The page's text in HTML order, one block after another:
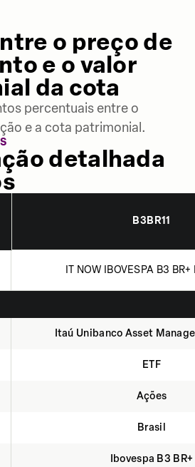
o preço de
e o valor
da cota
percentuais entre o
e a cota patrimonial.
detalhada
B3BR11
IT NOW IBOVESPA B3
Itaú Unibanco Asset
ETF
Ações
Brasil
Ibovespa B3 BR+